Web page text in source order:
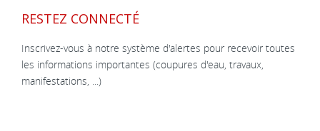
RESTEZ CONNECTÉ
Inscrivez-vous à notre système d'alertes pour recevoir toutes
les informations importantes (coupures d'eau, travaux,
manifestations, ...)